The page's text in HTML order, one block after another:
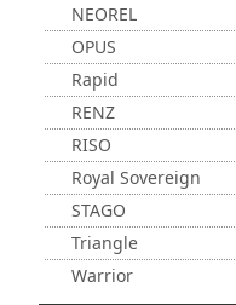
NEOREL
OPUS
Rapid
RENZ
RISO
Royal Sovereign
STAGO
Triangle
Warrior